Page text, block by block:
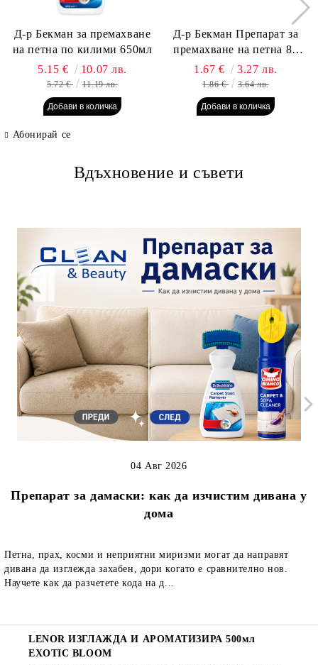
Д-р Бекман за премахване
на петна по килими 650мл
5.15 €
10.07 лв.
5.72 € 11.19 лв.
Д-р Бекман Препарат за
премахване на петна 80
гр. Пауч
1.67 € 3.27 лв.
1.86 € 3.64 лв.
Абонирай се
Вдъхновение и съвети
Препарат за дамаски: как да изчистим дивана у
дома
04 Авг 2026
Петна, прах, косми и неприятни миризми могат да направят
дивана да изглежда захабен, дори когато е сравнително нов.
Научете как да разчетете кода на д...
LENOR ИЗГЛАЖДА И АРОМАТИЗИРА 500мл
EXOTIC BLOOM